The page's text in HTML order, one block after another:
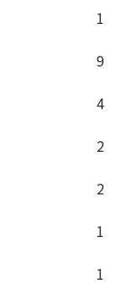
1
9
4
2
2
1
1